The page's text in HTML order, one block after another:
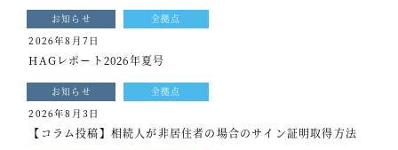
採用情報
メールマガジン登録
お知らせ 全拠点
2026年8月7日
HAGレポート2026年夏号
お知らせ 全拠点
2026年8月3日
【コラム投稿】相続人が非居住者の場合のサイン証明取得方法